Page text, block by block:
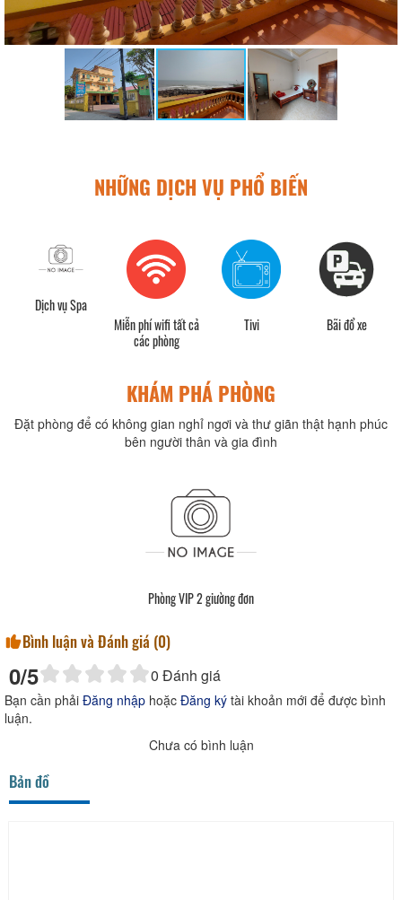
NHỮNG DỊCH VỤ PHỔ BIẾN
Dịch vụ Spa
Miễn phí wifi tất cả
các phòng
Tivi Bãi đổ xe
KHÁM PHÁ PHÒNG
Đặt phòng để có không gian nghỉ ngơi và thư giãn thật hạnh phúc
bên người thân và gia đình
Phòng VIP 2 giường đơn
Bình luận và Đánh giá (0)
0/5 0 Đánh giá
Bạn cần phải Đăng nhập hoặc Đăng ký tài khoản mới để được bình
luận.
Chưa có bình luận
Bản đồ